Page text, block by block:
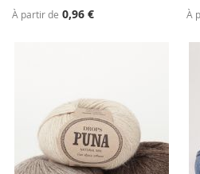
À partir de 0,96 €
À